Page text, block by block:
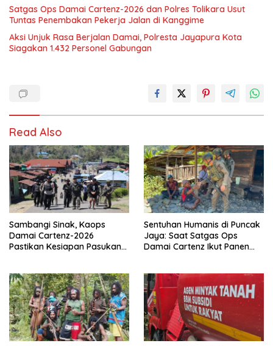
Satgas Ops Damai Cartenz-2026 dan Polres Tolikara Usut
Tuntas Penembakan Pekerja Jalan di Kanggime
Aksi Unjuk Rasa Berjalan Damai, Polresta Jayapura Kota
Siagakan 1.432 Personel Gabungan
Read Also
Sambangi Sinak, Kaops
Damai Cartenz-2026
Pastikan Kesiapan Pasukan
Sentuhan Humanis di Puncak
Jaya: Saat Satgas Ops
Damai Cartenz Ikut Panen